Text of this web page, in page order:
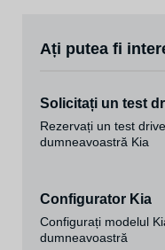
Ați putea fi
Solicitați un test
Rezervați un test
dumneavoastră Kia
Configurator Kia
Configurați modelul
dumneavoastră